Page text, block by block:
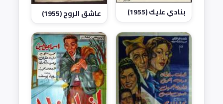
بنادي عليك (1955) عاشق الروح (1955)